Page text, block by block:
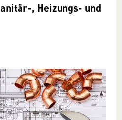
, Heizungs- und